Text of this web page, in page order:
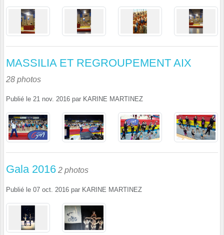
MASSILIA ET REGROUPEMENT AIX
28 photos
Publié le 21 nov. 2016 par KARINE MARTINEZ
Gala 2016 2 photos
Publié le 07 oct. 2016 par KARINE MARTINEZ